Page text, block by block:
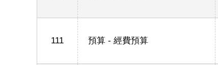
111 預算 - 經費預算